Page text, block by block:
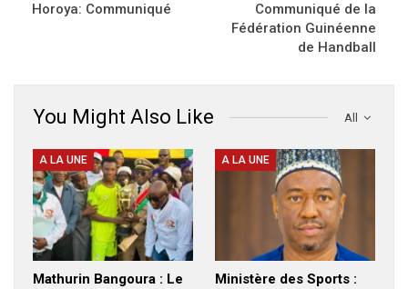
Horoya: Communiqué
Communiqué de la
Fédération Guinéenne
de Handball
All
You Might Also Like
A LA UNE
Mathurin Bangoura : Le
A LA UNE
Ministère des Sports :